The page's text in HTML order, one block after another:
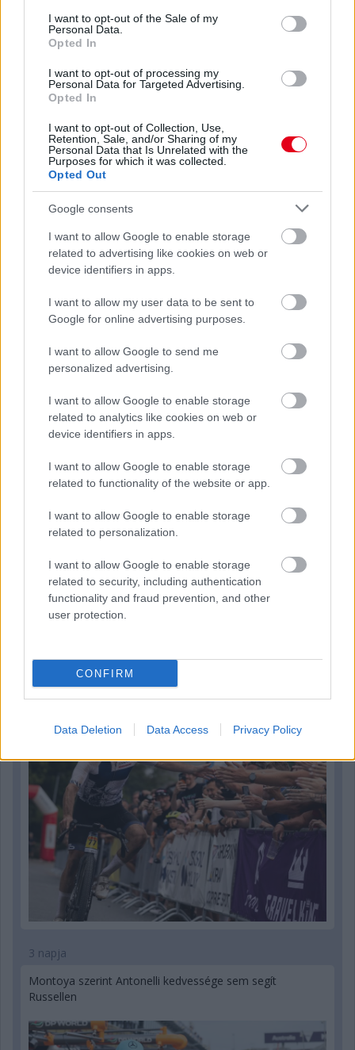
consent section.
I want to opt-out of the Sale of my
Personal Data.
Opted In
I want to opt-out of processing my
Personal Data for Targeted Advertising.
Opted In
I want to opt-out of Collection, Use,
Retention, Sale, and/or Sharing of my
Personal Data that Is Unrelated with the
Purposes for which it was collected.
Opted Out
Google consents
I want to allow Google to enable storage
related to advertising like cookies on web or
device identifiers in apps.
I want to allow my user data to be sent to
Google for online advertising purposes.
I want to allow Google to send me
personalized advertising.
I want to allow Google to enable storage
related to analytics like cookies on web or
device identifiers in apps.
I want to allow Google to enable storage
related to functionality of the website or app.
I want to allow Google to enable storage
related to personalization.
I want to allow Google to enable storage
related to security, including authentication
functionality and fraud prevention, and other
user protection.
CONFIRM
Data Deletion Data Access Privacy Policy
1 napja
Sajtó: Az Aston Martintól érkezik Lambiase utódja a Red
Bullhoz?
Óriási bevétel-visszaesést könyvelhetett el az F1 a
második negyedévben
Kerékpáros világbajnokságra kvalifikálta magát Bottas az
F1-es nyári szünetben
3 napja
Montoya szerint Antonelli kedvessége sem segít
Russellen